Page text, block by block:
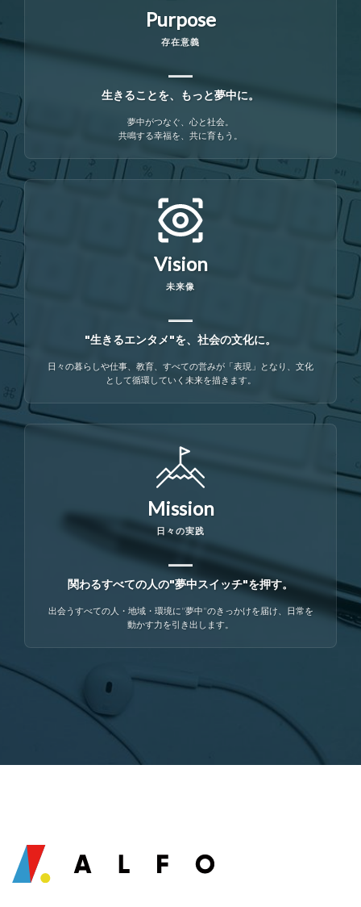
Purpose
存在意義
生きることを、もっと夢中に。
夢中がつなぐ、心と社会。
共鳴する幸福を、共に育もう。
Vision
未来像
"生きるエンタメ"を、社会の文化に。
日々の暮らしや仕事、教育、すべての営みが「表現」となり、文化
として循環していく未来を描きます。
Mission
日々の実践
関わるすべての人の"夢中スイッチ"を押す。
出会うすべての人・地域・環境に"夢中"のきっかけを届け、日常を
動かす力を引き出します。